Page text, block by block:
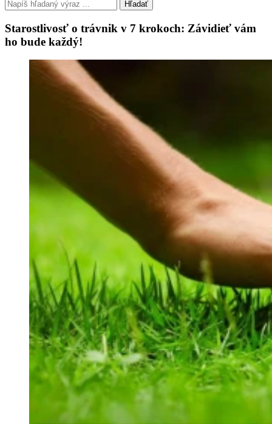
Hľadať
Starostlivosť o trávnik v 7 krokoch: Závidieť vám
ho bude každý!